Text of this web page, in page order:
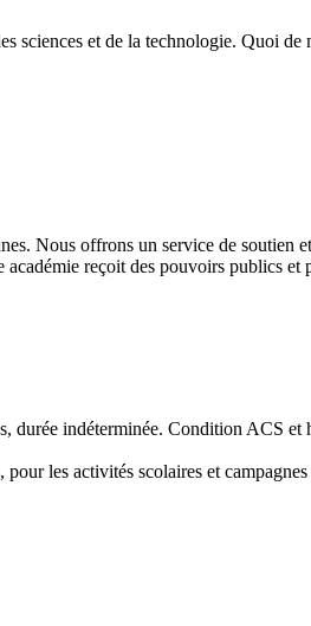
sciences et de la technologie. Quoi
Nous offrons un service de soutien
reçoit des pouvoirs publics et
durée indéterminée. Condition ACS et
les activités scolaires et